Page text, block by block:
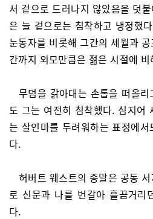
서 겉으로 드러나지 않았음을 덧
은 늘 겉으로는 침착하고 냉정했
눈동자를 비롯해 그간의 세월과
간까지 외모만큼은 젊은 시절에
무덤을 갉아대는 손톱을 떠올
도 그는 여전히 침착했다. 심지어
는 살인마를 두려워하는 표정에
다.
허버트 웨스트의 종말은 공동
로 신문과 나를 번갈아 흘끔거리
다.